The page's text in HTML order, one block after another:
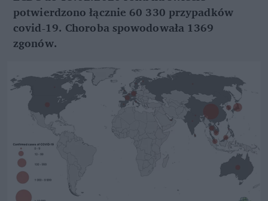
potwierdzono łącznie 60 330 przypadków
covid-19. Choroba spowodowała 1369
zgonów.